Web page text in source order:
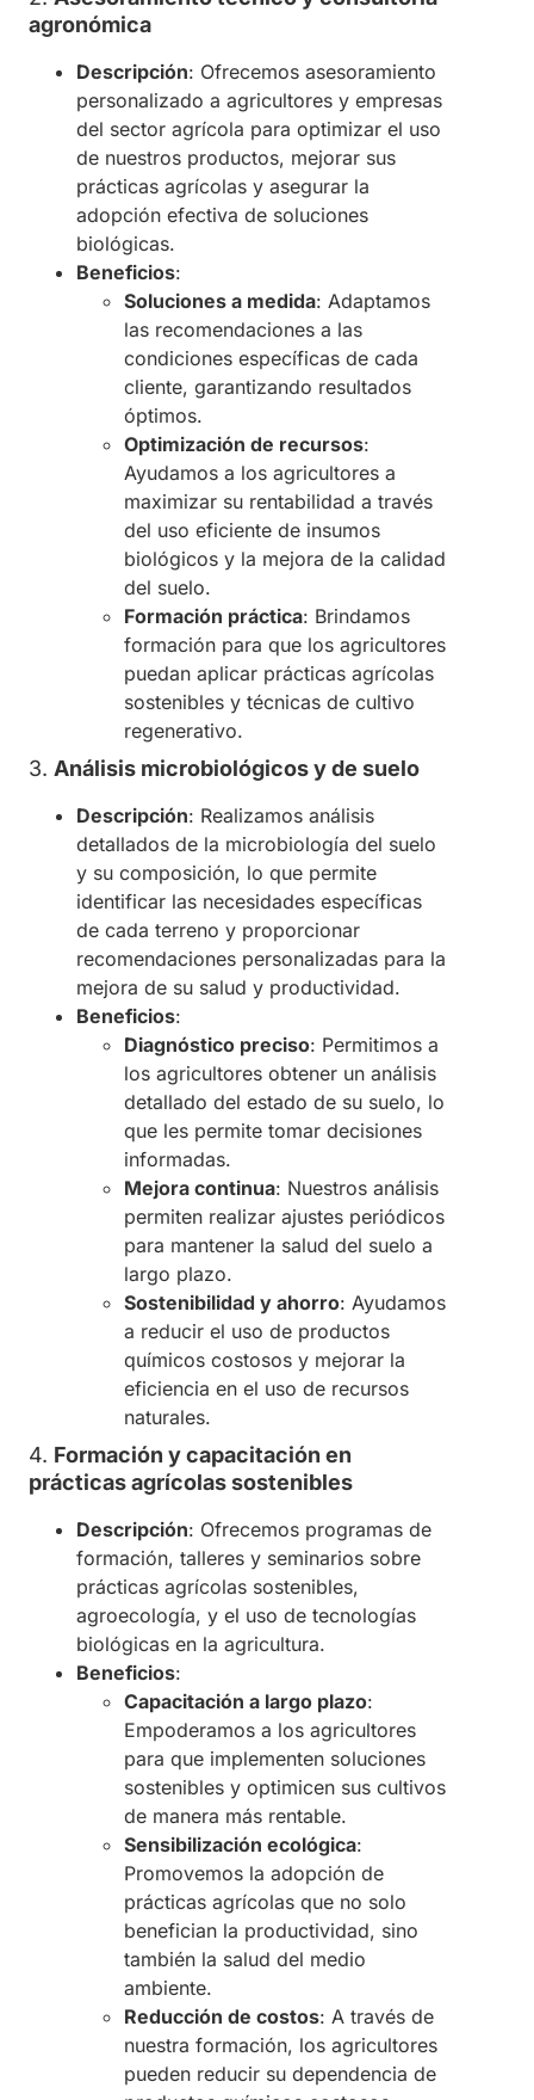
agronómica
Descripción: Ofrecemos asesoramiento
personalizado a agricultores y empresas
del sector agrícola para optimizar el uso
de nuestros productos, mejorar sus
prácticas agrícolas y asegurar la
adopción efectiva de soluciones
biológicas.
Beneficios:
Soluciones a medida: Adaptamos
las recomendaciones a las
condiciones específicas de cada
cliente, garantizando resultados
óptimos.
Optimización de recursos:
Ayudamos a los agricultores a
maximizar su rentabilidad a través
del uso eficiente de insumos
biológicos y la mejora de la calidad
del suelo.
Formación práctica: Brindamos
formación para que los agricultores
puedan aplicar prácticas agrícolas
sostenibles y técnicas de cultivo
regenerativo.
3. Análisis microbiológicos y de suelo
Descripción: Realizamos análisis
detallados de la microbiología del suelo
y su composición, lo que permite
identificar las necesidades específicas
de cada terreno y proporcionar
recomendaciones personalizadas para la
mejora de su salud y productividad.
Beneficios:
Diagnóstico preciso: Permitimos a
los agricultores obtener un análisis
detallado del estado de su suelo, lo
que les permite tomar decisiones
informadas.
Mejora continua: Nuestros análisis
permiten realizar ajustes periódicos
para mantener la salud del suelo a
largo plazo.
Sostenibilidad y ahorro: Ayudamos
a reducir el uso de productos
químicos costosos y mejorar la
eficiencia en el uso de recursos
naturales.
4. Formación y capacitación en
prácticas agrícolas sostenibles
Descripción: Ofrecemos programas de
formación, talleres y seminarios sobre
prácticas agrícolas sostenibles,
agroecología, y el uso de tecnologías
biológicas en la agricultura.
Beneficios:
Capacitación a largo plazo:
Empoderamos a los agricultores
para que implementen soluciones
sostenibles y optimicen sus cultivos
de manera más rentable.
Sensibilización ecológica:
Promovemos la adopción de
prácticas agrícolas que no solo
benefician la productividad, sino
también la salud del medio
ambiente.
Reducción de costos: A través de
nuestra formación, los agricultores
pueden reducir su dependencia de